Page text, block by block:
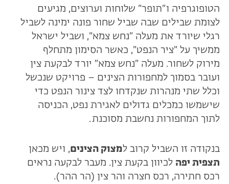
הטופוגרפיה ו״תופר״ שלוחות וערוצים, מגיעים
לצומת שבילים שבה שביל שחור פונה ימינה לשביל
רגלי שיורד את מעלה ״נחש צמא״, ושביל ישראל
ממשיך על ״ציר הנפט״, כאשר הסימון מתחלף
מירוק לשחור. מעלה ״נחש צמא״ יורד לבקעת צין
ועובר בסמוך למחפורות הצינים – פרויקט שנכשל
וכלל שתי מנהרות שנקדחו לצד צינור הנפט כדי
שישמשו כמכלים גדולים לאגירת נפט, הכניסה
לתוך המחפורות נחשבת מסוכנת.
בנקודה זו השביל קרוב למצוק הצינים, ויש מכאן
תצפית יפה לכיוון בקעת צין. מעבר לבקעה נראים
רכס חתירה, רכס חצרה והר צין (הר ההר).